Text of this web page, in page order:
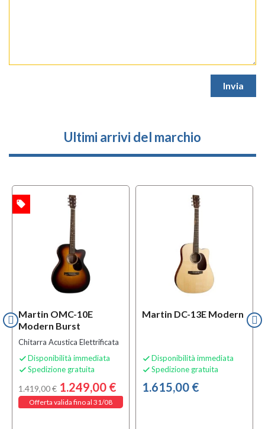
Ultimi arrivi del marchio
Martin OMC-10E
Modern Burst
Chitarra Acustica Elettrificata
 Disponibilità immediata
 Spedizione gratuita
1.419,00 € 1.249,00 €
Offerta valida fino al 31/08
local_offer
Martin DC-13E Modern
 Disponibilità immediata
 Spedizione gratuita
1.615,00 €